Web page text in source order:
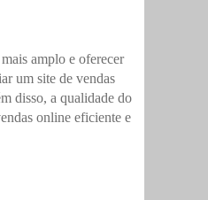
amplo e oferecer
um site de vendas
disso, a qualidade do
online eficiente e